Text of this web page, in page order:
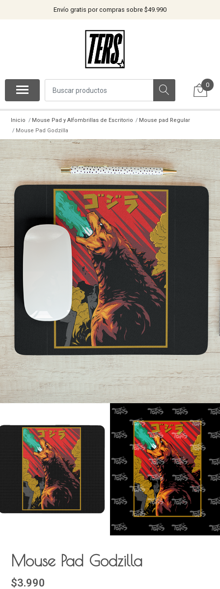
Envío gratis por compras sobre $49.990
0
Inicio Mouse Pad y Alfombrillas de Escritorio
Mouse pad Regular
Mouse Pad Godzilla
Mouse Pad Godzilla
$3.990